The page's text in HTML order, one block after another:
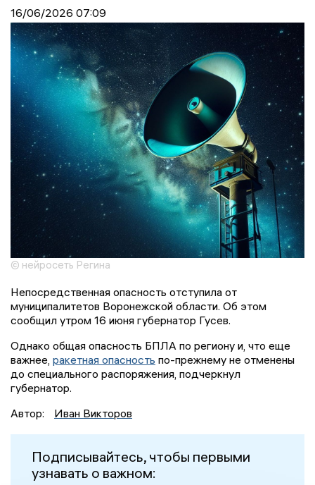
16/06/2026 07:09
© нейросеть Регина
Непосредственная опасность отступила от
муниципалитетов Воронежской области. Об этом
сообщил утром 16 июня губернатор Гусев.
Однако общая опасность БПЛА по региону и, что еще
важнее, ракетная опасность по-прежнему не отменены
до специального распоряжения, подчеркнул
губернатор.
Автор:
Иван Викторов
Подписывайтесь, чтобы первыми
узнавать о важном: